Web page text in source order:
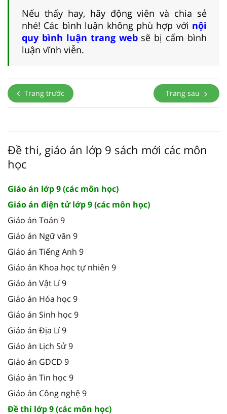
Nếu thấy hay, hãy động viên và chia sẻ
nhé! Các bình luận không phù hợp với nội
quy bình luận trang websẽ bị cấm bình
luận vĩnh viễn.
Trang trước Trang sau
Đề thi, giáo án lớp 9 sách mới các môn
học
Giáo án lớp 9 (các môn học)
Giáo án điện tử lớp 9 (các môn học)
Giáo án Toán 9
Giáo án Ngữ văn 9
Giáo án Tiếng Anh 9
Giáo án Khoa học tự nhiên 9
Giáo án Vật Lí 9
Giáo án Hóa học 9
Giáo án Sinh học 9
Giáo án Địa Lí 9
Giáo án Lịch Sử 9
Giáo án GDCD 9
Giáo án Tin học 9
Giáo án Công nghệ 9
Đề thi lớp 9 (các môn học)